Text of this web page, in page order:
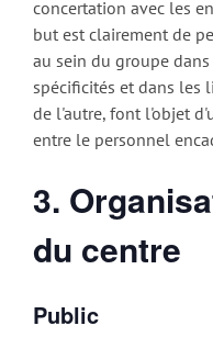
concertation avec les
but est clairement de
au sein du groupe
spécificités et dans les
de l'autre, font l'objet
entre le personnel
3.
du centre
Public